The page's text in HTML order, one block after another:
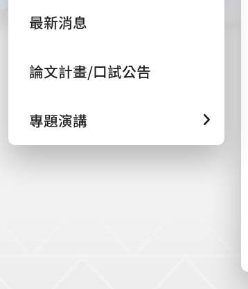
最新消息
論文計畫/口試公告
專題演講